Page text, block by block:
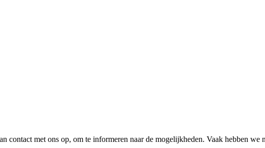
contact met ons op, om te informeren naar de mogelijkheden. Vaak hebben